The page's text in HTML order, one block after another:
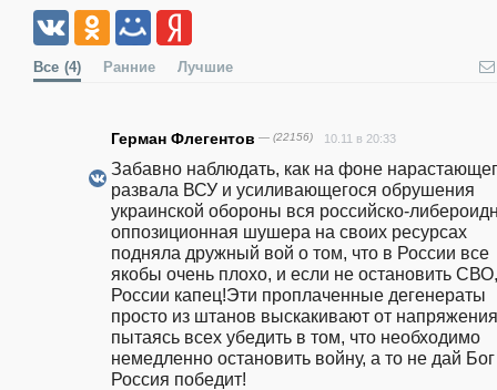
Все (4) Ранние Лучшие
Герман Флегентов — (22156) 10.11 в 20:33
Забавно наблюдать, как на фоне
развала ВСУ и усиливающегося обрушения
украинской обороны вся российско-
оппозиционная шушера на своих ресурсах
подняла дружный вой о том, что в России все
якобы очень плохо, и если не остановить СВО,
России капец!Эти проплаченные дегенераты
просто из штанов выскакивают от
пытаясь всех убедить в том, что необходимо
немедленно остановить войну, а то не дай Бог
Россия победит!